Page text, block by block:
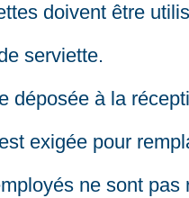
doivent être
serviette.
déposée à la
exigée pour
ne sont